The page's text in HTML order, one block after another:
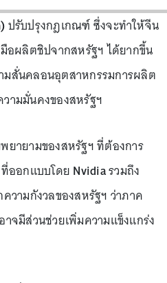
ปรับปรุงกฎเกณฑ์ ซึ่งจะทำให้จีน
อผลิตชิปจากสหรัฐฯ ได้ยากขึ้น
มสั่นคลอนอุตสาหกรรมการผลิต
ามมั่นคงของสหรัฐฯ
ยายามของสหรัฐฯ ที่ต้องการ
ออกแบบโดย Nvidiaรวมถึง
วามกังวลของสหรัฐฯ ว่าภาค
จมีส่วนช่วยเพิ่มความแข็งแกร่ง